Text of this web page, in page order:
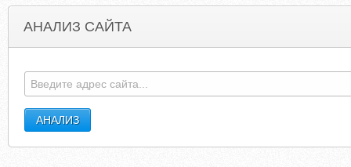
АНАЛИЗ САЙТА